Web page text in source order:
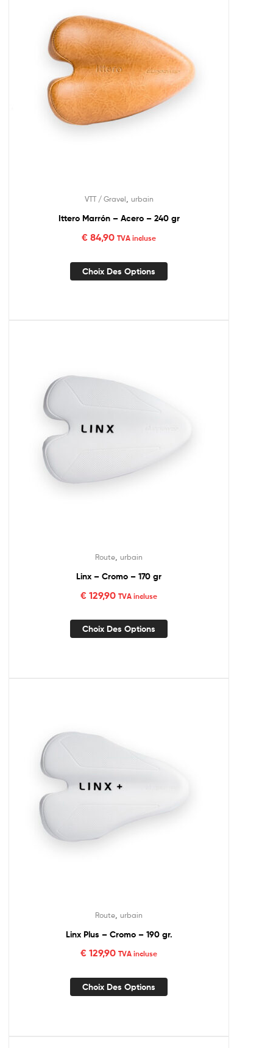
VTT / Gravel urbain
Ittero Marrón – Acero – 240 gr
€ 84,90 TVA incluse
Choix Des Options
Route urbain
Linx – Cromo – 170 gr
€ 129,90 TVA incluse
Choix Des Options
Route urbain
Linx Plus – Cromo – 190 gr.
€ 129,90 TVA incluse
Choix Des Options